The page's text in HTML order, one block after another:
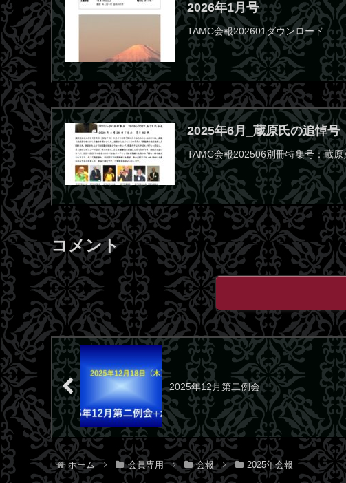
2026年1月号
TAMC会報202601ダウンロード
2025年6月_蔵原氏の追悼号
TAMC会報202506別冊特集号：蔵
コメント
2025年12月第二例会
ホーム 会員専用 会報 2025年会報